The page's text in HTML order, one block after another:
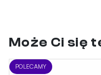
Może Ci się
POLECAMY